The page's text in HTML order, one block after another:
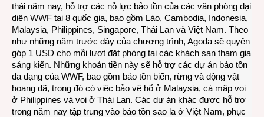
thái năm nay, hỗ trợ các nỗ lực bảo tồn của các văn phòng đại
diện WWF tại 8 quốc gia, bao gồm Lào, Cambodia, Indonesia,
Malaysia, Philippines, Singapore, Thái Lan và Việt Nam. Theo
như những năm trước đây của chương trình, Agoda sẽ quyên
góp 1 USD cho mỗi lượt đặt phòng tại các khách sạn tham gia
sáng kiến. Những khoản tiền này sẽ hỗ trợ các dự án bảo tồn
đa dạng của WWF, bao gồm bảo tồn biển, rừng và động vật
hoang dã, trong đó có việc bảo vệ hổ ở Malaysia, cá mập voi
ở Philippines và voi ở Thái Lan. Các dự án khác được hỗ trợ
trong năm nay tập trung vào bảo tồn sao la ở Việt Nam, phục